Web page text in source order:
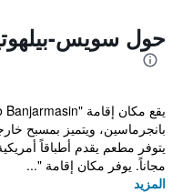
حول سويس-
بانجرماسين، ويتميز بمسبح
يتوفر مطعم يقدم أطباقاً
مجاناً. يوفر مكان إقامة "...
المزيد